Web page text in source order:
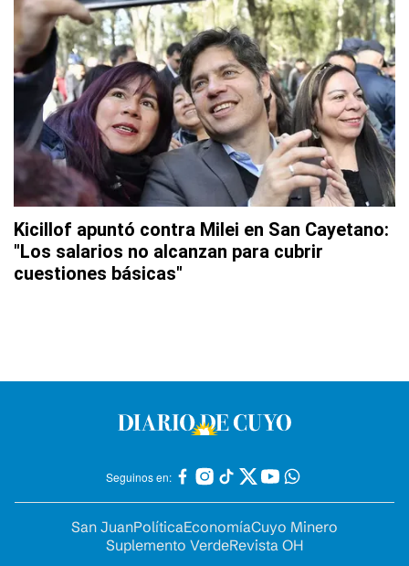
Kicillof apuntó contra Milei en San Cayetano:
"Los salarios no alcanzan para cubrir
cuestiones básicas"
Seguinos en:
San JuanPolíticaEconomíaCuyo Minero
Suplemento VerdeRevista OH